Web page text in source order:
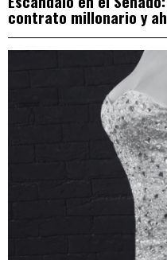
contrato millonario y